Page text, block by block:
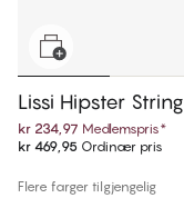
Lissi Hipster String
kr 234,97 Medlemspris*
kr 469,95 Ordinær pris
Flere farger tilgjengelig